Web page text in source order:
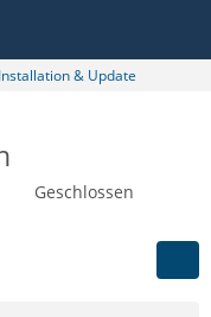
& Update
Geschlossen